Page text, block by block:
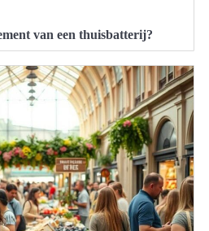
van een thuisbatterij?